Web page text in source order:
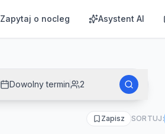
Zapytaj o nocleg Asystent AI
Dowolny termin 2
Zapisz SORTUJ: